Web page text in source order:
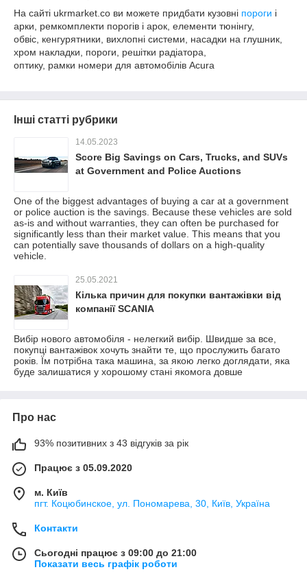
На сайті ukrmarket.co ви можете придбати кузовні пороги і
арки, ремкомплекти порогів і арок, елементи тюнінгу,
обвіс, кенгурятники, вихлопні системи, насадки на глушник,
хром накладки, пороги, решітки радіатора,
оптику, рамки номери для автомобілів Acura
Інші статті рубрики
14.05.2023
Score Big Savings on Cars, Trucks, and SUVs
at Government and Police Auctions
One of the biggest advantages of buying a car at a government
or police auction is the savings. Because these vehicles are sold
as-is and without warranties, they can often be purchased for
significantly less than their market value. This means that you
can potentially save thousands of dollars on a high-quality
vehicle.
25.05.2021
Кілька причин для покупки вантажівки від
компанії SCANIA
Вибір нового автомобіля - нелегкий вибір. Швидше за все,
покупці вантажівок хочуть знайти те, що прослужить багато
років. Їм потрібна така машина, за якою легко доглядати, яка
буде залишатися у хорошому стані якомога довше
Про нас
93% позитивних з 43 відгуків за рік
Працює з 05.09.2020
м. Київ
пгт. Коцюбинское, ул. Пономарева, 30, Київ, Україна
Контакти
Сьогодні працює з 09:00 до 21:00
Показати весь графік роботи